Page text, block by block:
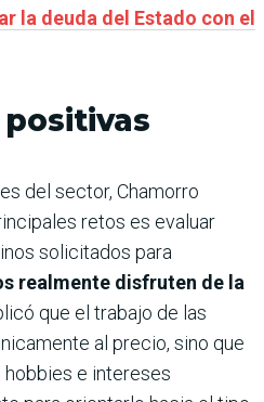
la deuda del Estado con el
del sector, Chamorro
retos es evaluar
solicitados para
realmente disfruten de la
que el trabajo de las
al precio, sino que
e intereses